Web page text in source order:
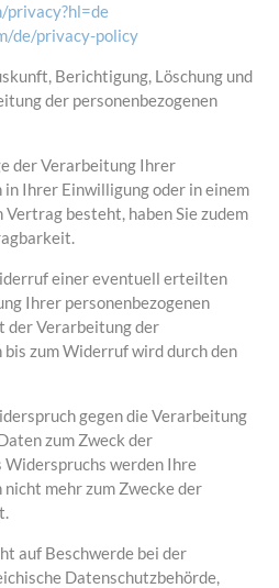
privacy?hl=de
de/privacy-policy
Berichtigung, Löschung und
der personenbezogenen
der Verarbeitung Ihrer
in Ihrer Einwilligung oder in einem
besteht, haben Sie zudem
einer eventuell erteilten
Ihrer personenbezogenen
der Verarbeitung der
zum Widerruf wird durch den
gegen die Verarbeitung
zum Zweck der
werden Ihre
mehr zum Zwecke der
auf Beschwerde bei der
Datenschutzbehörde,